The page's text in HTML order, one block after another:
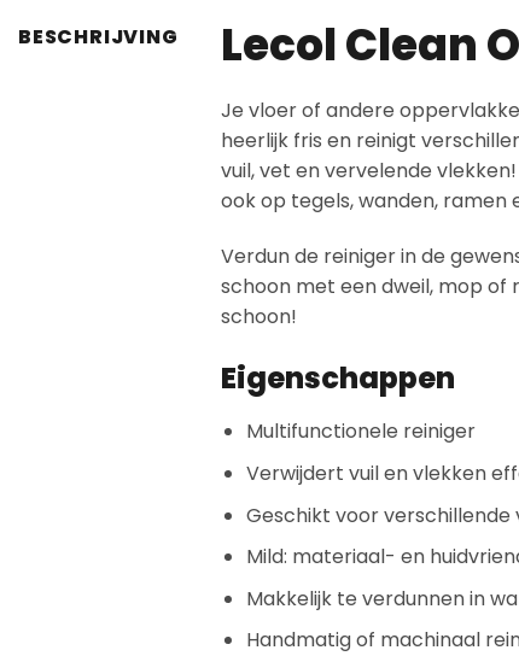
BESCHRIJVING Lecol Clean
Je vloer of andere
heerlijk fris en reinigt
vuil, vet en vervelende
ook op tegels, wanden, ramen
Verdun de reiniger in de
schoon met een dweil, mop of
schoon!
Eigenschappen
Multifunctionele reiniger
Verwijdert vuil en vlekken
Geschikt voor
Mild: materiaal- en
Makkelijk te verdunnen in
Handmatig of machinaal